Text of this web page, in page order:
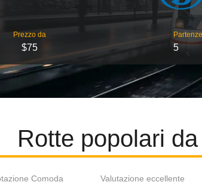
Prezzo da
$75
Partenze
5
Rotte popolari
Comoda Valutazione eccellente